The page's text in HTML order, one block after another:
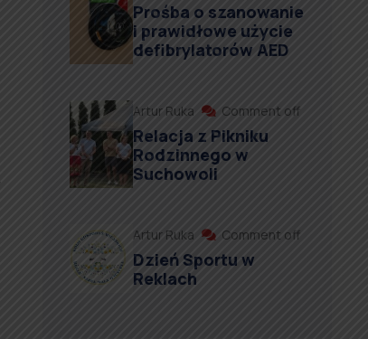
Prośba o szanowanie
i prawidłowe użycie
defibrylatorów AED
Artur Ruka Comment off
Relacja z Pikniku
Rodzinnego w
Suchowoli
Artur Ruka Comment off
Dzień Sportu w
Reklach